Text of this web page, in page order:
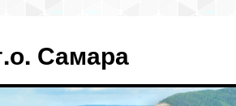
Самара